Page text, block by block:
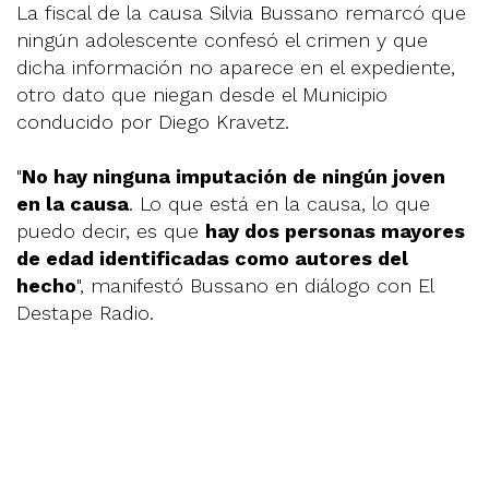
La fiscal de la causa Silvia Bussano remarcó que
ningún adolescente confesó el crimen y que
dicha información no aparece en el expediente,
otro dato que niegan desde el Municipio
conducido por Diego Kravetz.
"No hay ninguna imputación de ningún joven
en la causa. Lo que está en la causa, lo que
puedo decir, es que hay dos personas mayores
de edad identificadas como autores del
hecho", manifestó Bussano en diálogo con El
Destape Radio.